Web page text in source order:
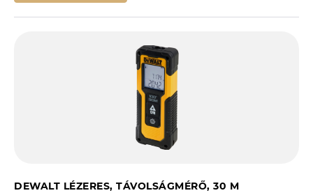
DEWALT LÉZERES, TÁVOLSÁGMÉRŐ, 30 M